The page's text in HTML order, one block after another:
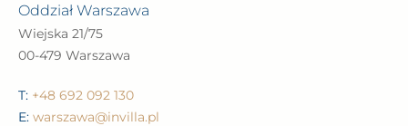
Oddział Warszawa
Wiejska 21/75
00-479 Warszawa
T: +48 692 092 130
E: warszawa@invilla.pl